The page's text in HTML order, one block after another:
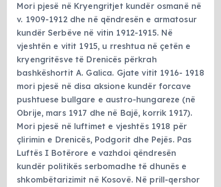
Mori pjesë në Kryengritjet kundër osmanë në
v. 1909-1912 dhe në qëndresën e armatosur
kundër Serbëve në vitin 1912-1915. Në
vjeshtën e vitit 1915, u rreshtua në çetën e
kryengritësve të Drenicës përkrah
bashkëshortit A. Galica. Gjate vitit 1916- 1918
mori pjesë në disa aksione kundër forcave
pushtuese bullgare e austro-hungareze (në
Obrije, mars 1917 dhe në Bajë, korrik 1917).
Mori pjesë në luftimet e vjeshtës 1918 për
çlirimin e Drenicës, Podgorit dhe Pejës. Pas
Luftës I Botërore e vazhdoi qëndresën
kundër politikës serbomadhe të dhunës e
shkombëtarizimit në Kosovë. Në prill-qershor